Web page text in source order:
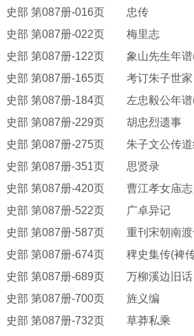
史部 第087册-016页 忠传
史部 第087册-022页 梅里志
史部 第087册-122页 象山先生年谱(
史部 第087册-165页 考订朱子世家
史部 第087册-184页 左忠毅公年谱(
史部 第087册-229页 胡忠烈遗事
史部 第087册-275页 朱子文公传道
史部 第087册-351页 思贤录
史部 第087册-420页 曹江孝女庙志
史部 第087册-522页 广卓异记
史部 第087册-587页 重刊宋朝南渡
史部 第087册-674页 稗史集传(裨
史部 第087册-689页 万柳溪边旧话
史部 第087册-700页 旌义编
史部 第087册-732页 草莽私乘